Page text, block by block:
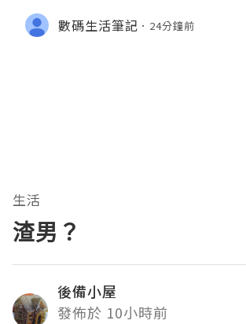
整指南
數碼生活筆記 24分鐘前
生活
渣男？
後備小屋
發佈於 10小時前